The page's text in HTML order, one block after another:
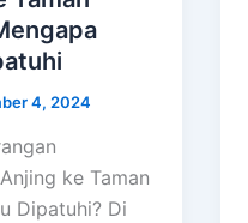
4, 2024
ke Taman
Dipatuhi? Di